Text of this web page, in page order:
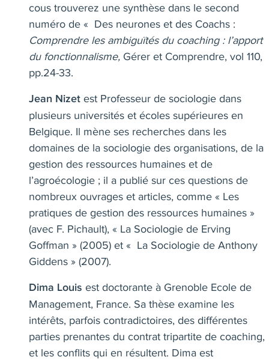
cous trouverez une synthèse dans le second
numéro de « Des neurones et des Coachs :
Comprendre les ambiguïtés du coaching : l’apport
du fonctionnalisme, Gérer et Comprendre, vol 110,
pp.24-33.
Jean Nizet est Professeur de sociologie dans
plusieurs universités et écoles supérieures en
Belgique. Il mène ses recherches dans les
domaines de la sociologie des organisations, de la
gestion des ressources humaines et de
l’agroécologie ; il a publié sur ces questions de
nombreux ouvrages et articles, comme « Les
pratiques de gestion des ressources humaines »
(avec F. Pichault), « La Sociologie de Erving
Goffman » (2005) et « La Sociologie de Anthony
Giddens » (2007).
Dima Louis est doctorante à Grenoble Ecole de
Management, France. Sa thèse examine les
intérêts, parfois contradictoires, des différentes
parties prenantes du contrat tripartite de coaching,
et les conflits qui en résultent. Dima est